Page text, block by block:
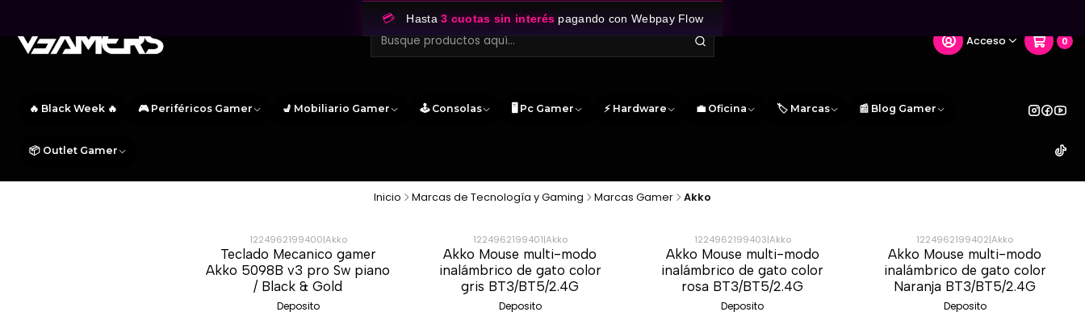
Acceso 0
🔥 Black Week 🔥 🎮 Periféricos Gamer 💺 Mobiliario Gamer 🕹️ Consolas 🖥️ Pc Gamer ⚡ Hardware 💼 Oficina 🏷️ Marcas 📰 Blog Gamer
📦 Outlet Gamer
💳 Hasta3 cuotas sin interés pagando con Webpay Flow
Inicio Marcas de Tecnología y Gaming Marcas Gamer Akko
-30%
1224962199400|Akko
Teclado Mecanico gamer
Akko 5098B v3 pro Sw piano
/ Black & Gold
Deposito
-36%
1224962199401|Akko
Akko Mouse multi-modo
inalámbrico de gato color
gris BT3/BT5/2.4G
Deposito
-36%
1224962199403|Akko
Akko Mouse multi-modo
inalámbrico de gato color
rosa BT3/BT5/2.4G
Deposito
-36%
1224962199402|Akko
Akko Mouse multi-modo
inalámbrico de gato color
Naranja BT3/BT5/2.4G
Deposito